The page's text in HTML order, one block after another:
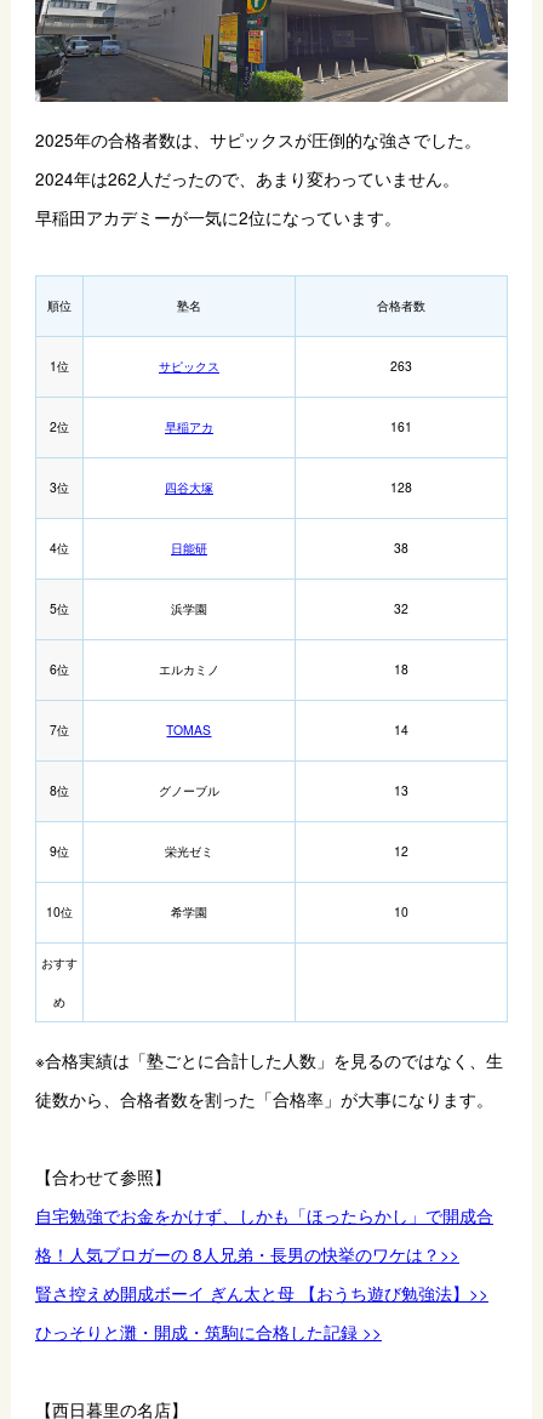
2025年の合格者数は、サピックスが圧倒的な強さでした。
2024年は262人だったので、あまり変わっていません。
早稲田アカデミーが一気に2位になっています。
順位 塾名 合格者数
1位 サピックス 263
2位 早稲アカ 161
3位 四谷大塚 128
4位 日能研 38
5位 浜学園 32
6位 エルカミノ 18
7位 TOMAS 14
8位 グノーブル 13
9位 栄光ゼミ 12
10位 希学園 10
おすす
め
※合格実績は「塾ごとに合計した人数」を見るのではなく、生
徒数から、合格者数を割った「合格率」が大事になります。
【合わせて参照】
自宅勉強でお金をかけず、しかも「ほったらかし」で開成合
格！人気ブロガーの 8人兄弟・長男の快挙のワケは？>>
賢さ控えめ開成ボーイ ぎん太と母 【おうち遊び勉強法】>>
ひっそりと灘・開成・筑駒に合格した記録 >>
【西日暮里の名店】